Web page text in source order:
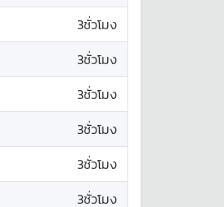
3ชั่วโมง
3ชั่วโมง
3ชั่วโมง
3ชั่วโมง
3ชั่วโมง
3ชั่วโมง